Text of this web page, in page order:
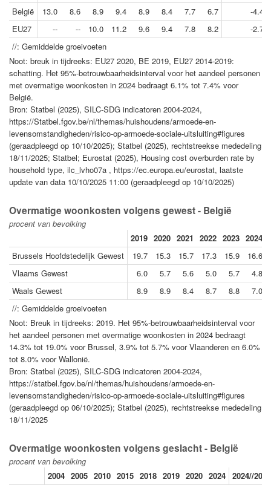
België
13.0 8.6 8.9 9.4 8.9 8.4 7.7 6.7
-4.4
EU27
-- -- 10.0 11.2 9.6 9.4 7.8 8.2
-2.7
//: Gemiddelde groeivoeten
Noot: breuk in tijdreeks: EU27 2020, BE 2019, EU27 2014-2019:
schatting. Het 95%-betrouwbaarheidsinterval voor het aandeel personen
met overmatige woonkosten in 2024 bedraagt 6.1% tot 7.4% voor
België.
Bron: Statbel (2025), SILC-SDG indicatoren 2004-2024,
https://Statbel.fgov.be/nl/themas/huishoudens/armoede-en-
levensomstandigheden/risico-op-armoede-sociale-uitsluiting#figures
(geraadpleegd op 10/10/2025); Statbel (2025), rechtstreekse mededeling
18/11/2025; Statbel; Eurostat (2025), Housing cost overburden rate by
household type, ilc_lvho07a , https://ec.europa.eu/eurostat, laatste
update van data 10/10/2025 11:00 (geraadpleegd op 10/10/2025)
Overmatige woonkosten volgens gewest - België
procent van bevolking
2019 2020 2021 2022 2023 2024
Brussels Hoofdstedelijk Gewest
19.7 15.3 15.7 17.3 15.9
16.6
Vlaams Gewest
6.0 5.7 5.6 5.0 5.7
4.8
Waals Gewest
8.9 8.9 8.4 8.7 8.8
7.0
//: Gemiddelde groeivoeten
Noot: Breuk in tijdreeks: 2019. Het 95%-betrouwbaarheidsinterval voor
het aandeel personen met overmatige woonkosten in 2024 bedraagt
14.3% tot 19.0% voor Brussel, 3.9% tot 5.7% voor Vlaanderen en 6.0%
tot 8.0% voor Wallonië.
Bron: Statbel (2025), SILC-SDG indicatoren 2004-2024,
https://statbel.fgov.be/nl/themas/huishoudens/armoede-en-
levensomstandigheden/risico-op-armoede-sociale-uitsluiting#figures
(geraadpleegd op 06/10/2025); Statbel (2025), rechtstreekse mededeling
18/11/2025
Overmatige woonkosten volgens geslacht - België
procent van bevolking
2004 2005 2010 2015 2018 2019 2020 2024 2024//2019